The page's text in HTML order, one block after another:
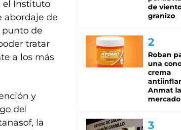
el Instituto
abordaje de
punto de
tratar
a los más
y
del
la
de
granizo
Roban
una
crema
Anmat
mercado